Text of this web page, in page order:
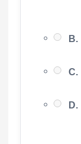
B.
C.
D.